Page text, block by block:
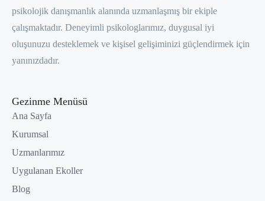
psikolojik danışmanlık alanında uzmanlaşmış bir ekiple
çalışmaktadır. Deneyimli psikologlarımız, duygusal iyi
oluşunuzu desteklemek ve kişisel gelişiminizi güçlendirmek için
yanınızdadır.
Gezinme Menüsü
Ana Sayfa
Kurumsal
Uzmanlarımız
Uygulanan Ekoller
Blog